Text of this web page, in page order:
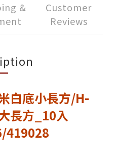
&
Customer
Reviews
白底小長方/H-
長方_10入
419028